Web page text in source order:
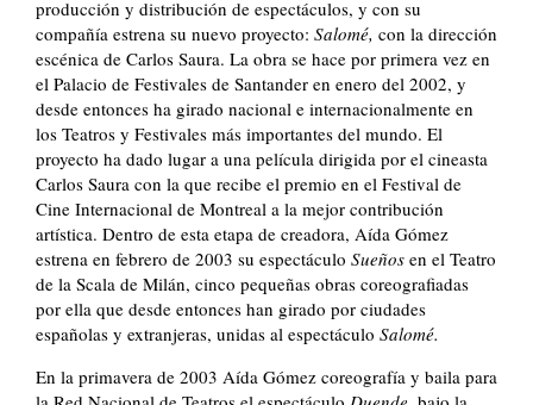
producción y distribución de espectáculos, y con su
compañía estrena su nuevo proyecto: Salomé, con la dirección
escénica de Carlos Saura. La obra se hace por primera vez en
el Palacio de Festivales de Santander en enero del 2002, y
desde entonces ha girado nacional e internacionalmente en
los Teatros y Festivales más importantes del mundo. El
proyecto ha dado lugar a una película dirigida por el cineasta
Carlos Saura con la que recibe el premio en el Festival de
Cine Internacional de Montreal a la mejor contribución
artística. Dentro de esta etapa de creadora, Aída Gómez
estrena en febrero de 2003 su espectáculo Sueños en el Teatro
de la Scala de Milán, cinco pequeñas obras coreografiadas
por ella que desde entonces han girado por ciudades
españolas y extranjeras, unidas al espectáculo Salomé.
En la primavera de 2003 Aída Gómez coreografía y baila para